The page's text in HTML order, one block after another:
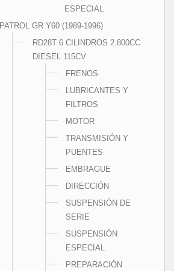
ESPECIAL
PATROL GR Y60 (1989-1996)
RD28T 6 CILINDROS 2.800CC
DIESEL 115CV
FRENOS
LUBRICANTES Y
FILTROS
MOTOR
TRANSMISIÓN Y
PUENTES
EMBRAGUE
DIRECCIÓN
SUSPENSIÓN DE
SERIE
SUSPENSIÓN
ESPECIAL
PREPARACIÓN